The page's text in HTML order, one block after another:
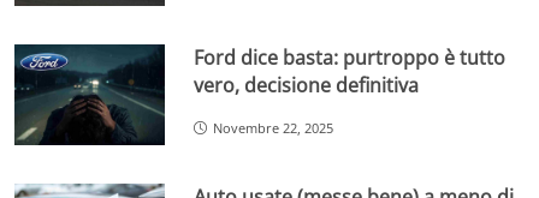
Ford dice basta: purtroppo è tutto
vero, decisione definitiva
Novembre 22, 2025